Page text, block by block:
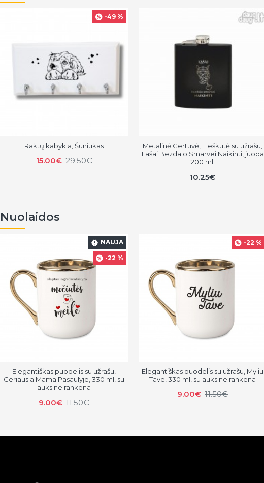
-49 %
Raktų kabykla, Šuniukas
15.00€ 29.50€
Metalinė Gertuvė, Fleškutė su užrašu,
Lašai Bezdalo Smarvei Naikinti, juoda
200 ml.
10.25€
Nuolaidos
NAUJA
-22 %
Elegantiškas puodelis su užrašu,
Geriausia Mama Pasaulyje, 330 ml, su
auksine rankena
9.00€ 11.50€
-22 %
Elegantiškas puodelis su užrašu, Myliu
Tave, 330 ml, su auksine rankena
9.00€ 11.50€